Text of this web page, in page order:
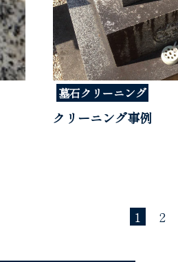
墓石クリーニング
クリーニング事例
1 2